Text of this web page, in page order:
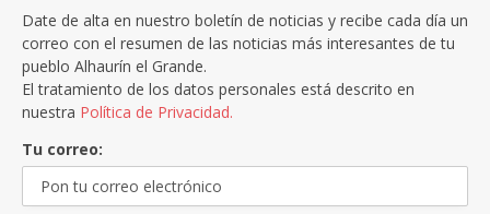
Date de alta en nuestro boletín de noticias y recibe cada día un
correo con el resumen de las noticias más interesantes de tu
pueblo Alhaurín el Grande.
El tratamiento de los datos personales está descrito en
nuestra Política de Privacidad.
Tu correo: